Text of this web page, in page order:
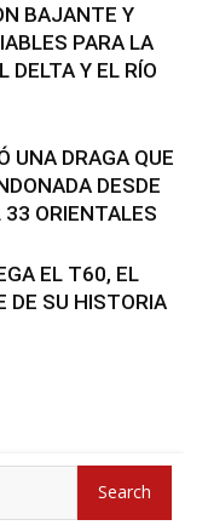
BAJANTE Y
PARA LA
DELTA Y EL RÍO
UNA DRAGA QUE
DESDE
ORIENTALES
EL T60, EL
DE SU HISTORIA
Search